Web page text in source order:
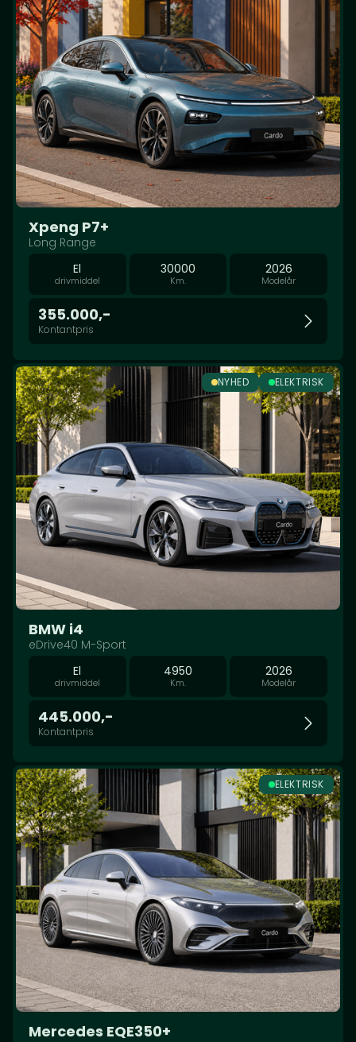
Xpeng P7+
Long Range
El
drivmiddel
30000
Km.
2026
Modelår
355.000,-
Kontantpris
NYHED ELEKTRISK
BMW i4
eDrive40 M-Sport
El
drivmiddel
4950
Km.
2026
Modelår
445.000,-
Kontantpris
ELEKTRISK
Mercedes EQE350+